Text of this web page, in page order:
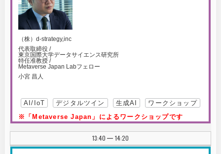
（株）d-strategy,inc
代表取締役 /
東京国際大学データサイエンス研究所
特任准教授 /
Metaverse Japan Labフェロー
小宮 昌人
AI/IoT デジタルツイン 生成AI
ワークショップ
※「Metaverse Japan」によるワークショップです
13:40 | 14:20